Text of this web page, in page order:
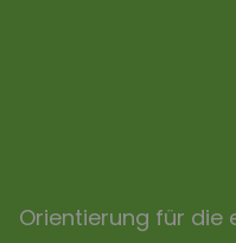
Orientierung für die